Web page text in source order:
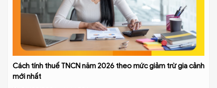
Cách tính thuế TNCN năm 2026 theo mức giảm trừ gia cảnh
mới nhất